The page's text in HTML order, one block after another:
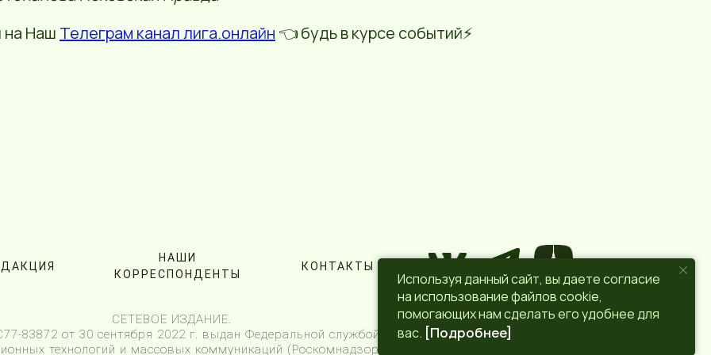
на Наш Телеграм канал лига.онлайн 👈 будь в курсе событий⚡️
Используя данный сайт, вы даете согласие
на использование файлов cookie,
помогающих нам сделать его удобнее для
вас. [Подробнее]
КОНТАКТЫ
НАШИ
КОРРЕСПОНДЕНТЫ
ПОЛИТИКА КОНФИДЕНЦИАЛЬНОСТИ
СЕТЕВОЕ ИЗДАНИЕ.
83872 от 30 сентября 2022 г. выдан Федеральной службой по надзору в сфере связи,
технологий и массовых коммуникаций (Роскомнадзор) 6+.